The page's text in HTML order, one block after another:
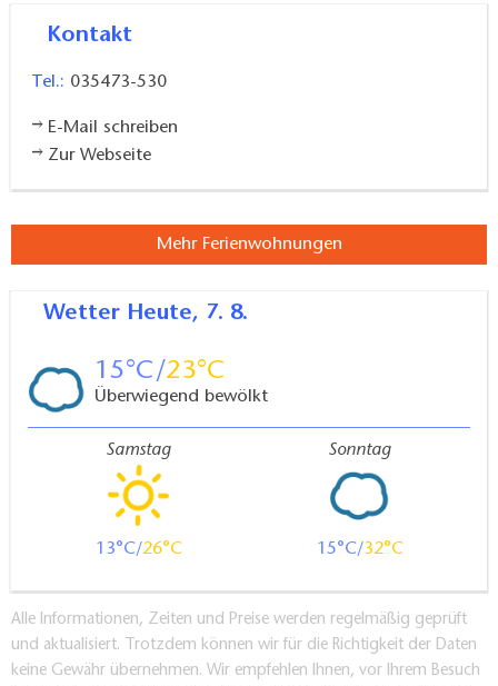
Kontakt
Tel.: 035473-530
E-Mail schreiben
Zur Webseite
Mehr Ferienwohnungen
Wetter Heute, 7. 8.
15 23
Überwiegend bewölkt
Samstag
13 26
Sonntag
15 32
Alle Informationen, Zeiten und Preise werden regelmäßig geprüft
und aktualisiert. Trotzdem können wir für die Richtigkeit der Daten
keine Gewähr übernehmen. Wir empfehlen Ihnen, vor Ihrem Besuch